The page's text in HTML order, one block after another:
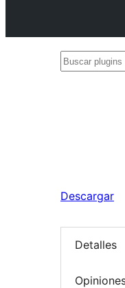
Buscar
Descargar
Detalles